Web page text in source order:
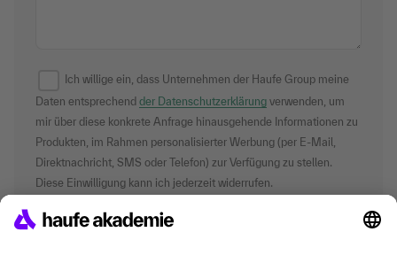
Ich willige ein, dass Unternehmen der Haufe Group meine
Daten entsprechend der Datenschutzerklärung verwenden, um
mir über diese konkrete Anfrage hinausgehende Informationen zu
Produkten, im Rahmen personalisierter Werbung (per E-Mail,
Direktnachricht, SMS oder Telefon) zur Verfügung zu stellen.
Diese Einwilligung kann ich jederzeit widerrufen.